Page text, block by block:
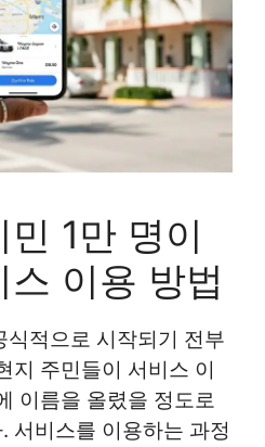
1만 명이
이용 방법
적으로 시작되기 전부
지 주민들이 서비스 이
이름을 올렸을 정도로
서비스를 이용하는 과정